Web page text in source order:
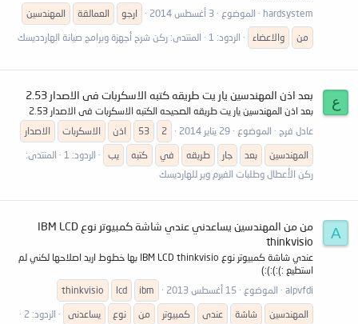
hardsystem
الموضوع 3 أغسطس 2014 ارجو العمالقة
المهندسين
من
والاعضاء الردود: 1 المنتدى: ركن شرح أجهزة وبرامج صيانة الهاردديسك
ع بعد اذن المهندسين يار يت طريقه كتبه الاسكربات فى الاصدار 2.53
بعد اذن المهندسين يار يت طريقه الصحيحه الكتبه الاسكربات فى الاصدار 2.53
عادل فرج
الموضوع 29 يناير 2014 2
53 اذن الاسكربات
الاصدار
المهندسين
بعد جار طريقه في كتبه يب الردود: 1
المنتدى:
ركن الأعطال وطلبات الفيرم وير للهارديسك
A
من من المهندسين يساعدني عندي شاشة كمبيوتر نوع IBM LCD
thinkvisio
عندي شاشة كمبيوتر نوع IBM LCD thinkvisio بها خطوط اريد اصلاحها لكني لم
استطيع :):):):)
alpvfdi
الموضوع 15 أغسطس 2013 ibm
lcd
thinkvisio
المهندسين
شاشة عندى كمبيوتر من نوع يساعدنى
الردود: 2